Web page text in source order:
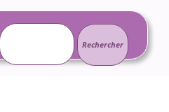
Rechercher :